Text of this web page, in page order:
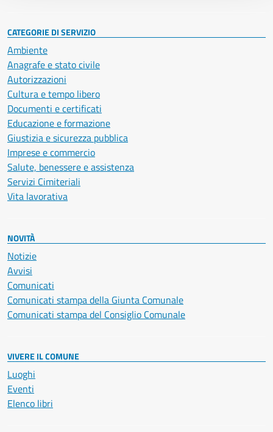
CATEGORIE DI SERVIZIO
Ambiente
Anagrafe e stato civile
Autorizzazioni
Cultura e tempo libero
Documenti e certificati
Educazione e formazione
Giustizia e sicurezza pubblica
Imprese e commercio
Salute, benessere e assistenza
Servizi Cimiteriali
Vita lavorativa
NOVITÀ
Notizie
Avvisi
Comunicati
Comunicati stampa della Giunta Comunale
Comunicati stampa del Consiglio Comunale
VIVERE IL COMUNE
Luoghi
Eventi
Elenco libri